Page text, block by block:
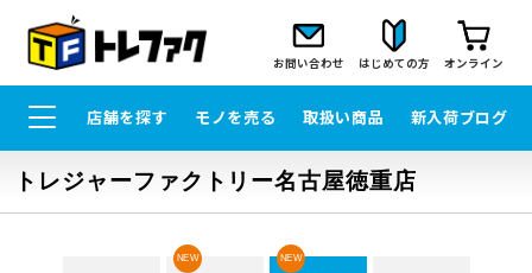
お問い合わせ はじめての方 オンライン
店舗を探す モノを売る 取扱い商品 新入荷ブログ
トレジャーファクトリー名古屋徳重店
NEW NEW